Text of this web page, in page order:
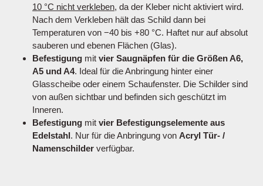
10 °C nicht verkleben, da der Kleber nicht aktiviert wird.
Nach dem Verkleben hält das Schild dann bei
Temperaturen von −40 bis +80 °C. Haftet nur auf absolut
sauberen und ebenen Flächen (Glas).
Befestigung mit vier Saugnäpfen für die Größen A6,
A5 und A4. Ideal für die Anbringung hinter einer
Glasscheibe oder einem Schaufenster. Die Schilder sind
von außen sichtbar und befinden sich geschützt im
Inneren.
Befestigung mit vier Befestigungselemente aus
Edelstahl. Nur für die Anbringung von Acryl Tür- /
Namenschilder verfügbar.